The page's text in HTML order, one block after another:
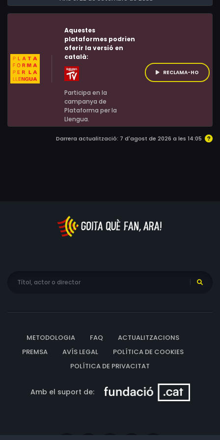
Rhea Ruggiero, Koo Stark, Trevor White
Aquestes
plataformes podrien
oferir la versió en
català:
Participa en la
campanya de
Plataforma per la
Llengua.
RECLAMA-HO
Darrera actualització: 7 d'agost de 2026 a les 14:05
METODOLOGIA FAQ
ACTUALITZACIONS
PREMSA
AVÍS LEGAL
POLÍTICA DE COOKIES
POLÍTICA DE PRIVACITAT
Amb el suport de: